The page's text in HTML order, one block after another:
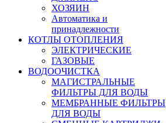
ХОЗЯИН
Автоматика и
принадлежности
КОТЛЫ ОТОПЛЕНИЯ
ЭЛЕКТРИЧЕСКИЕ
ГАЗОВЫЕ
ВОДООЧИСТКА
МАГИСТРАЛЬНЫЕ
ФИЛЬТРЫ ДЛЯ ВОДЫ
МЕМБРАННЫЕ ФИЛЬТРЫ
ДЛЯ ВОДЫ